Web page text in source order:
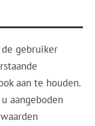
gebruiker
aan te houden.
aangeboden